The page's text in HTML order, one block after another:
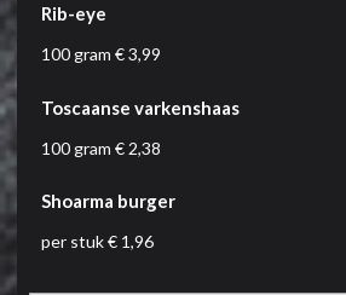
Rib-eye
100 gram € 3,99
Toscaanse varkenshaas
100 gram € 2,38
Shoarma burger
per stuk € 1,96